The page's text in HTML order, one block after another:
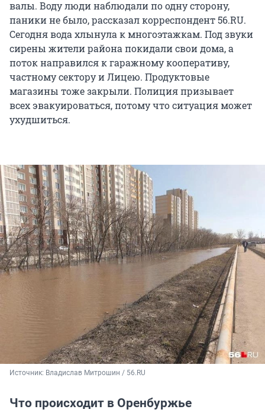
валы. Воду люди наблюдали по одну сторону,
паники не было, рассказал корреспондент 56.RU.
Сегодня вода хлынула к многоэтажкам. Под звуки
сирены жители района покидали свои дома, а
поток направился к гаражному кооперативу,
частному сектору и Лицею. Продуктовые
магазины тоже закрыли. Полиция призывает
всех эвакуироваться, потому что ситуация может
ухудшиться.
Источник: Владислав Митрошин / 56.RU
Что происходит в Оренбуржье